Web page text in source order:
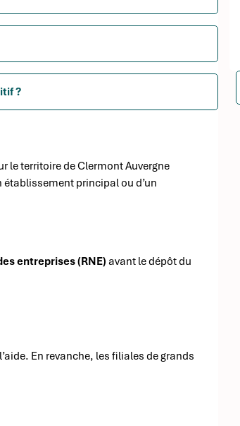
?
le territoire de Clermont Auvergne
établissement principal ou d’un
entreprises (RNE) avant le dépôt du
En revanche, les filiales de grands